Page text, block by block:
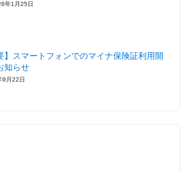
年1月25日
】スマートフォンでのマイナ保険証利用開
知らせ
9月22日